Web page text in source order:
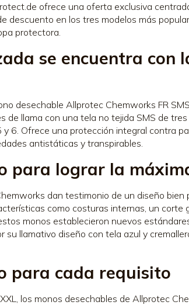
ofrece una oferta exclusiva
descuento en los tres modelos más
protectora.
se encuentra con
desechable Allprotec Chemworks FR
de llama con una tela no tejida SMS de
y 6. Ofrece una protección integral contra
antistáticas y transpirables.
para lograr la
dan testimonio de un diseño bien
como costuras internas, un corte
monos establecieron nuevos
su llamativo diseño con tela azul y
para cada requisito
los monos desechables de Allprotec